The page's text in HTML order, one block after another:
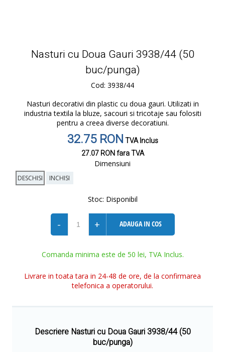
Nasturi cu Doua Gauri 3938/44 (50
buc/punga)
Cod: 3938/44
Nasturi decorativi din plastic cu doua gauri. Utilizati in
industria textila la bluze, sacouri si tricotaje sau folositi
pentru a creea diverse decoratiuni.
32.75 RONTVA Inclus
27.07 RONfara TVA
Dimensiuni
DESCHISI INCHISI
Stoc: Disponibil
- + ADAUGA IN COS
Comanda minima este de 50 lei, TVA Inclus.
Livrare in toata tara in 24-48 de ore, de la confirmarea
telefonica a operatorului.
Descriere Nasturi cu Doua Gauri 3938/44 (50
buc/punga)